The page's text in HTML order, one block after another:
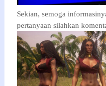
Sekian, semoga
pertanyaan silahkan